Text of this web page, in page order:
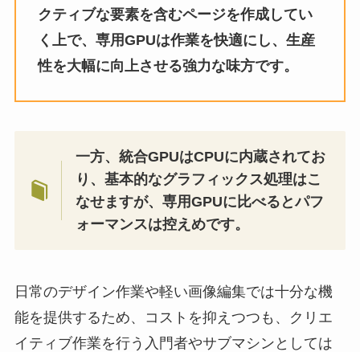
クティブな要素を含むページを作成してい
く上で、専用GPUは作業を快適にし、生産
性を大幅に向上させる強力な味方です。
一方、統合GPUはCPUに内蔵されてお
り、基本的なグラフィックス処理はこ
なせますが、専用GPUに比べるとパフ
ォーマンスは控えめです。
日常のデザイン作業や軽い画像編集では十分な機
能を提供するため、コストを抑えつつも、クリエ
イティブ作業を行う入門者やサブマシンとしては